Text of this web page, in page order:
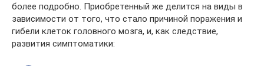
более подробно. Приобретенный же делится на виды в
зависимости от того, что стало причиной поражения и
гибели клеток головного мозга, и, как следствие,
развития симптоматики: